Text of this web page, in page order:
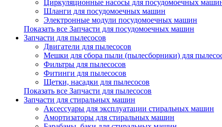
Циркуляционные насосы для посудомоечных
Шланги для посудомоечных машин
Электронные модули посудомоечных машин
Показать все Запчасти для посудомоечных машин
Запчасти для пылесосов
Двигатели для пылесосов
Мешки для сбора пыли (пылесборники) для
Фильтры для пылесосов
Фитинги для пылесосов
Щетки, насадки для пылесосов
Показать все Запчасти для пылесосов
Запчасти для стиральных машин
Аксессуары для эксплуатации стиральных машин
Амортизаторы для стиральных машин